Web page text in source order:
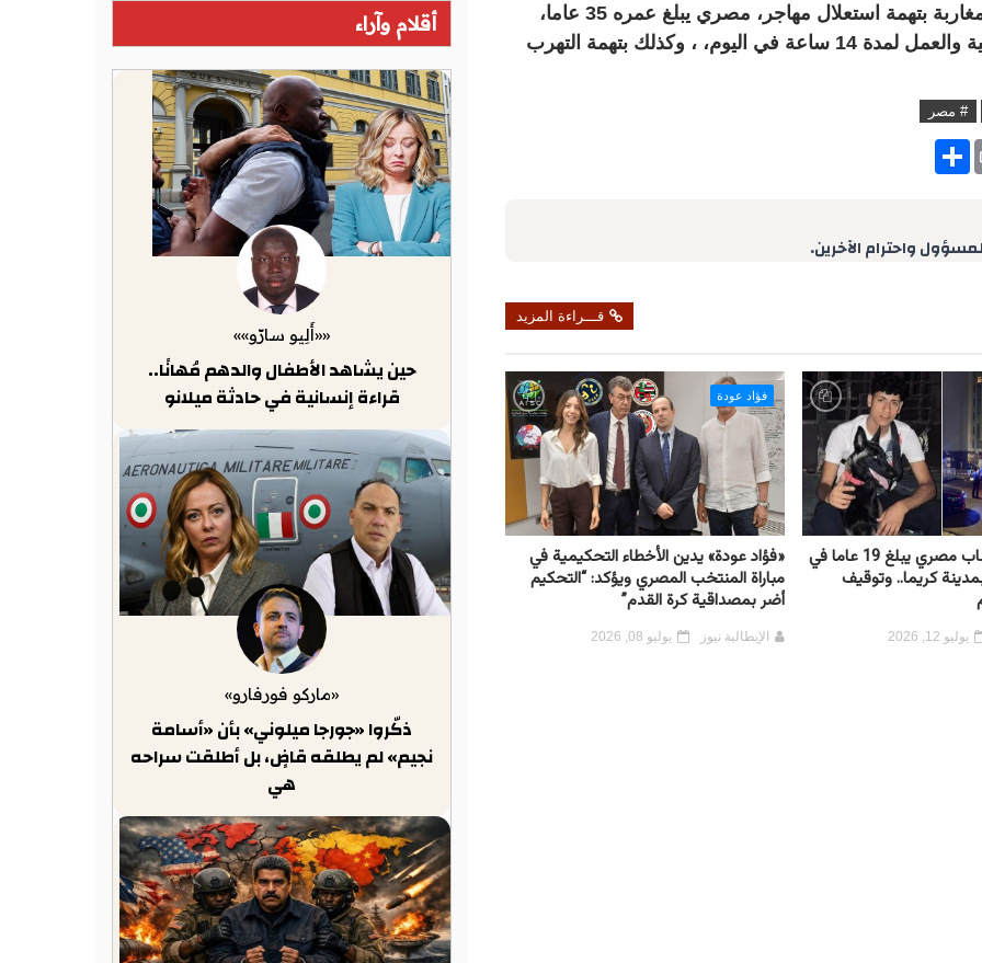
شرطة مدينة "فيدجيفانو" تحقيقا مع ثلاثة مغاربة بتهمة استعلال مهاجر، مصري يبلغ عمره 35 عاما،
غير قانوني بتوظيفه في محلهم بطريقة غير شرعية والعمل لمدة 14 ساعة في اليوم، ، وكذلك بتهمة التهرب
# مصر
S
h
واحترام الآخرين.
قـــراءة المزيد
إيطاليا: مقتل شاب مصري يبلغ 19 عاما في
كريما.. وتوقيف
يوليو 12, 2026
فؤاد عودة
«فؤاد عودة» يدين الأخطاء التحكيمية في
مباراة المنتخب المصري ويؤكد: “التحكيم
أضر بمصداقية كرة القدم”
الإيطالية نيوز يوليو 08, 2026
أقلام وآراء
««أَلِيو سارّو»»
حين يشاهد الأطفال والدهم مُهانًا..
قراءة إنسانية في حادثة ميلانو
«ماركو فورفارو»
ذكّروا «جورجا ميلوني» بأن «أسامة
نجيم» لم يطلقه قاضٍ، بل أطلقت سراحه
هي